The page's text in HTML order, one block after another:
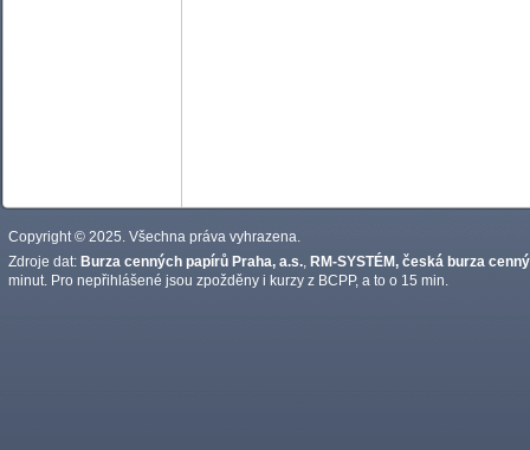
Copyright © 2025. Všechna práva vyhrazena.
Zdroje dat: Burza cenných papírů Praha, a.s. RM-SYSTÉM, česká burza
minut. Pro nepřihlášené jsou zpožděny i kurzy z BCPP, a to o 15 min.